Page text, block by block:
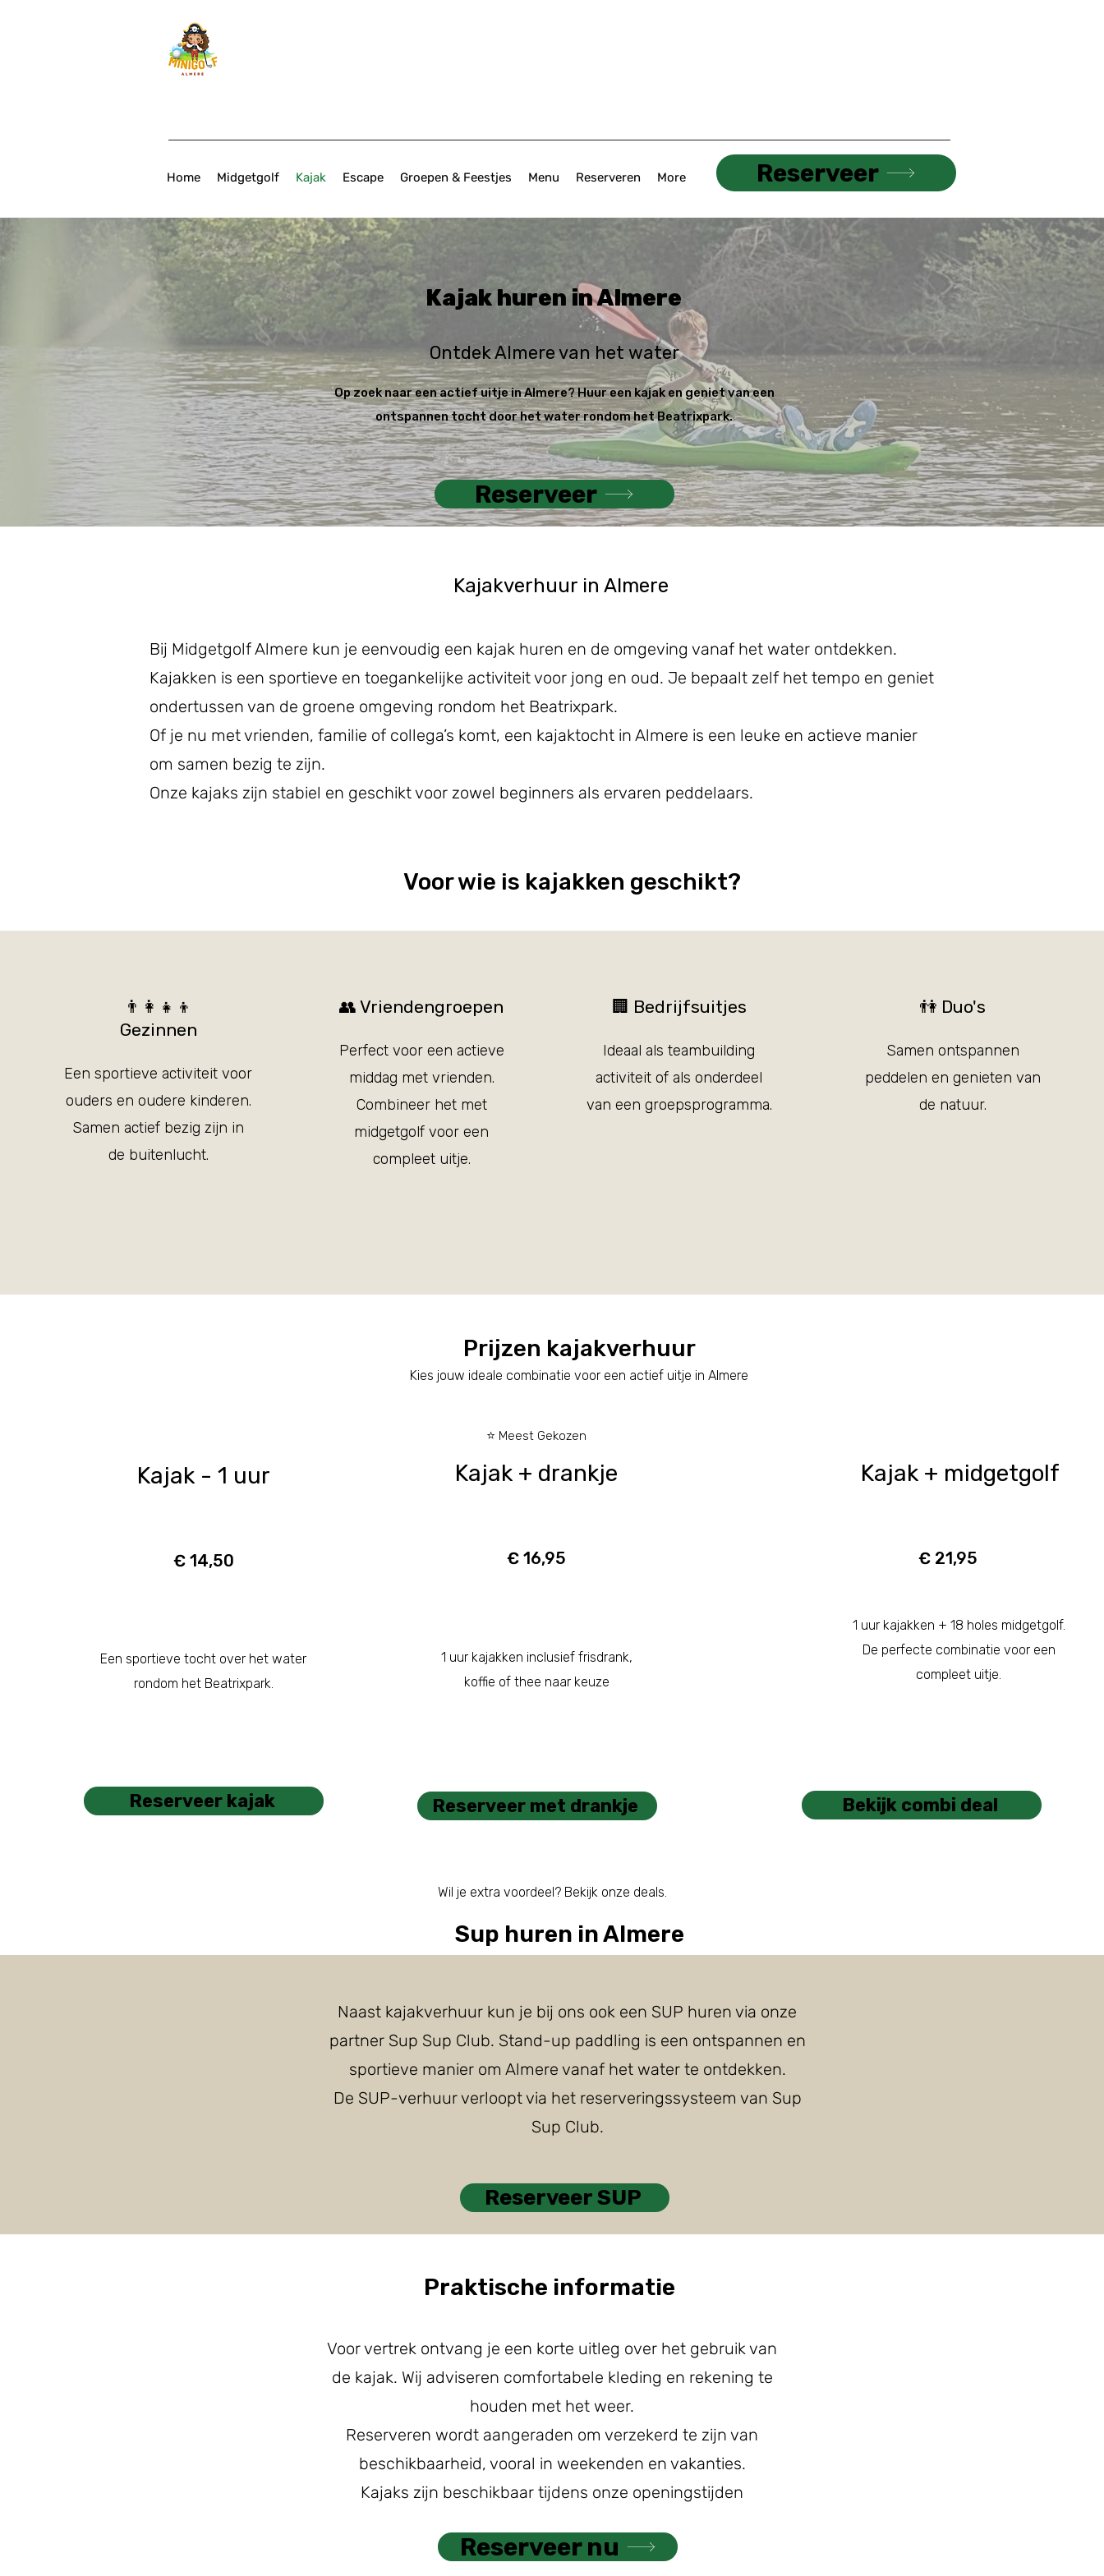
Home Midgetgolf Kajak Escape Groepen & Feestjes Menu Reserveren More Reserveer
Kajak huren in Almere
Ontdek Almere van het water
Op zoek naar een actief uitje in Almere? Huur een kajak en geniet van een
ontspannen tocht door het water rondom het Beatrixpark.
Reserveer
Kajakverhuur in Almere
Bij Midgetgolf Almere kun je eenvoudig een kajak huren en de omgeving vanaf het water ontdekken.
Kajakken is een sportieve en toegankelijke activiteit voor jong en oud. Je bepaalt zelf het tempo en geniet
ondertussen van de groene omgeving rondom het Beatrixpark.
Of je nu met vrienden, familie of collega’s komt, een kajaktocht in Almere is een leuke en actieve manier
om samen bezig te zijn.
Onze kajaks zijn stabiel en geschikt voor zowel beginners als ervaren peddelaars.
Voor wie is kajakken geschikt?
​👨‍👩‍👧‍👦
Gezinnen
Een sportieve activiteit voor
ouders en oudere kinderen.
Samen actief bezig zijn in
de buitenlucht.
​👥 Vriendengroepen
Perfect voor een actieve
middag met vrienden.
Combineer het met
midgetgolf voor een
compleet uitje.
🏢 Bedrijfsuitjes
Ideaal als teambuilding
activiteit of als onderdeel
van een groepsprogramma.
👫 Duo's
Samen ontspannen
peddelen en genieten van
de natuur.
Prijzen kajakverhuur
Kies jouw ideale combinatie voor een actief uitje in Almere
Kajak - 1 uur
€ 14,50
Een sportieve tocht over het water
rondom het Beatrixpark.
Reserveer kajak
⭐ Meest Gekozen
Kajak + drankje
€ 16,95
1 uur kajakken inclusief frisdrank,
koffie of thee naar keuze
Reserveer met drankje Bekijk combi deal
Kajak + midgetgolf
€ 21,95
1 uur kajakken + 18 holes midgetgolf.
De perfecte combinatie voor een
compleet uitje.
Wil je extra voordeel? Bekijk onze deals.
Sup huren in Almere
Naast kajakverhuur kun je bij ons ook een SUP huren via onze
partner Sup Sup Club. Stand-up paddling is een ontspannen en
sportieve manier om Almere vanaf het water te ontdekken.
De SUP-verhuur verloopt via het reserveringssysteem van Sup
Sup Club.
Reserveer SUP
Praktische informatie
Voor vertrek ontvang je een korte uitleg over het gebruik van
de kajak. Wij adviseren comfortabele kleding en rekening te
houden met het weer.
Reserveren wordt aangeraden om verzekerd te zijn van
beschikbaarheid, vooral in weekenden en vakanties.
Kajaks zijn beschikbaar tijdens onze openingstijden
Reserveer nu